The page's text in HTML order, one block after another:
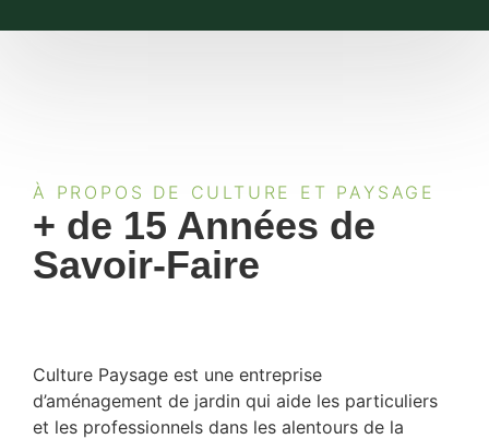
À PROPOS DE CULTURE ET PAYSAGE
+ de 15 Années de
Savoir-Faire
Culture Paysage est une entreprise
d’aménagement de jardin qui aide les particuliers
et les professionnels dans les alentours de la